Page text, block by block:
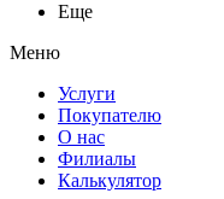
Еще
Меню
Услуги
Покупателю
О нас
Филиалы
Калькулятор